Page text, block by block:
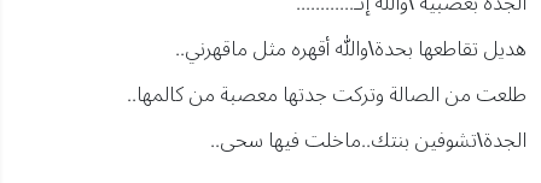
هديل تقاطعها بحدة\والله أقهره مثل ماقهرني..
طلعت من الصالة وتركت جدتها معصبة من كالمها..
الجدة\تشوفين بنتك..ماخلت فيها سحى..